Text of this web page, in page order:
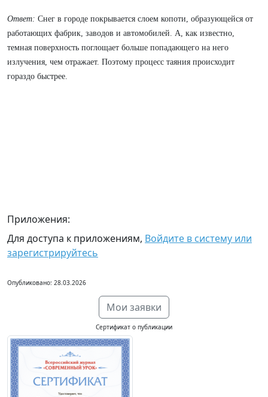
Ответ: Снег в городе покрывается слоем копоти, образующейся от
работающих фабрик, заводов и автомобилей. А, как известно,
темная поверхность поглощает больше попадающего на него
излучения, чем отражает. Поэтому процесс таяния происходит
гораздо быстрее.
Приложения:
Для доступа к приложениям, Войдите в систему или
зарегистрируйтесь
Опубликовано: 28.03.2026
Мои заявки
Сертификат о публикации